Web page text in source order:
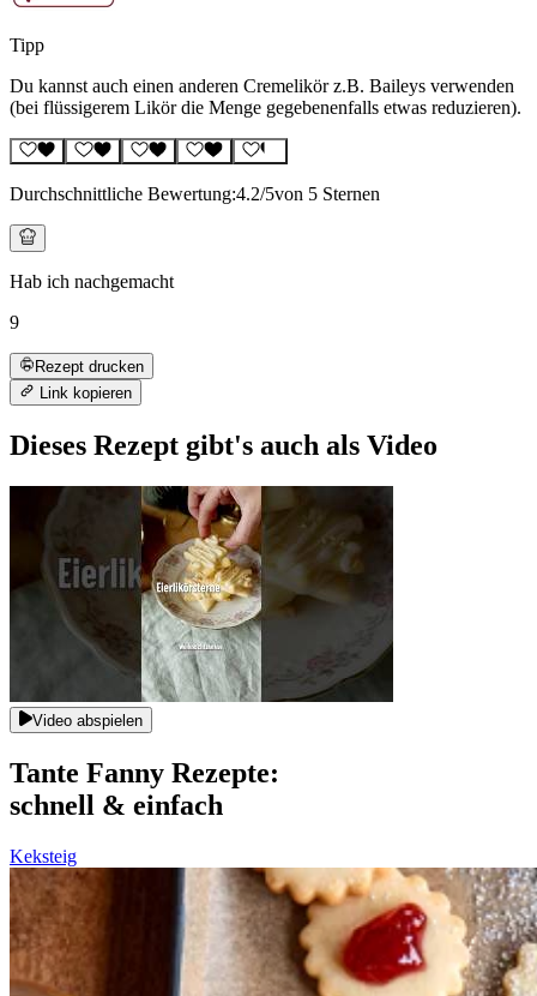
Tipp
Du kannst auch einen anderen Cremelikör z.B. Baileys verwenden
(bei flüssigerem Likör die Menge gegebenenfalls etwas reduzieren).
Durchschnittliche Bewertung:4.2/5von 5 Sternen
Hab ich nachgemacht
9
Rezept drucken
Link kopieren
Dieses Rezept gibt's auch als Video
Video abspielen
Tante Fanny Rezepte:
schnell & einfach
Keksteig